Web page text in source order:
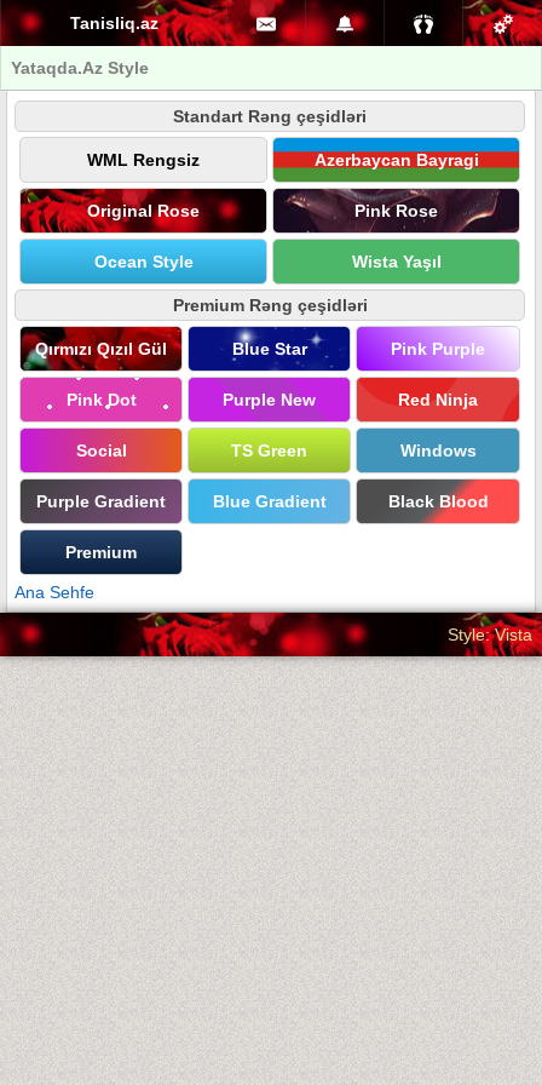
Tanisliq.az
Yataqda.Az Style
Standart Rəng çeşidləri
WML Rengsiz Azerbaycan Bayragi
Original Rose Pink Rose
Ocean Style Wista Yaşıl
Premium Rəng çeşidləri
Qırmızı Qızıl Gül Blue Star Pink Purple
Pink Dot Purple New Red Ninja
Social TS Green Windows
Purple Gradient Blue Gradient Black Blood
Premium
Ana Sehfe
Style: Vista